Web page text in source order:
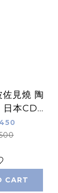
見燒 陶
日本CDF
CART